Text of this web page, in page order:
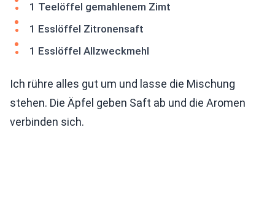
1 Teelöffel gemahlenem Zimt
1 Esslöffel Zitronensaft
1 Esslöffel Allzweckmehl
Ich rühre alles gut um und lasse die Mischung
stehen. Die Äpfel geben Saft ab und die Aromen
verbinden sich.